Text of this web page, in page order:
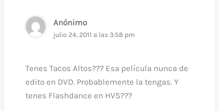
Anónimo
julio 24, 2011 a las 3:58 pm
Tenes Tacos Altos??? Esa película nunca de
edito en DVD. Probablemente la tengas. Y
tenes Flashdance en HVS???